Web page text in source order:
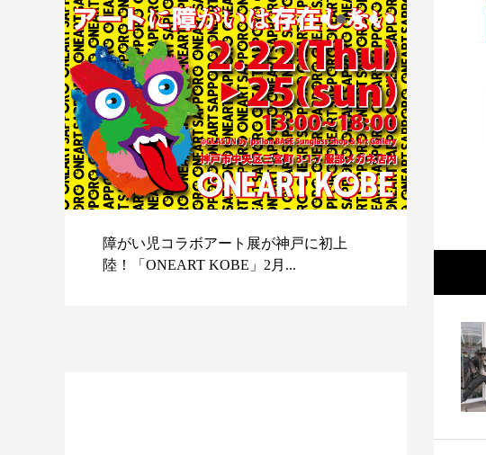
障がい児コラボアート展が神戸に初上
陸！「ONEART KOBE」2月...